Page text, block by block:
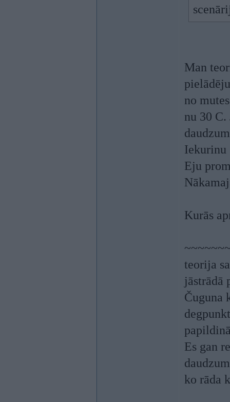
Man
no
nu 30
Iekurinu
Eju
Kurās
teorija
jāstrādā
Čuguna
Es gan
ko rāda